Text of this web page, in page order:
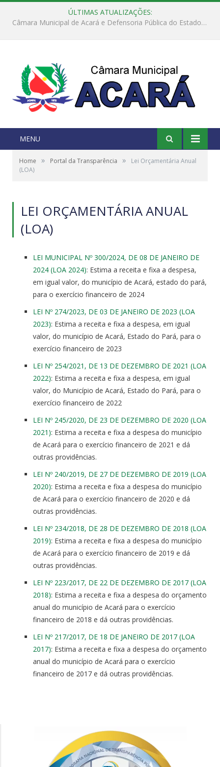
ÚLTIMAS ATUALIZAÇÕES:
Câmara Municipal de Acará e Defensoria Pública do Estado, promovem Ação Balcão de Direitos
MENU
Home » Portal da Transparência »
Lei Orçamentária Anual
(LOA)
LEI ORÇAMENTÁRIA ANUAL
(LOA)
LEI MUNICIPAL Nº 300/2024, DE 08 DE JANEIRO DE
2024 (LOA 2024): Estima a receita e fixa a despesa,
em igual valor, do município de Acará, estado do pará,
para o exercício financeiro de 2024
LEI Nº 274/2023, DE 03 DE JANEIRO DE 2023 (LOA
2023): Estima a receita e fixa a despesa, em igual
valor, do município de Acará, Estado do Pará, para o
exercício financeiro de 2023
LEI Nº 254/2021, DE 13 DE DEZEMBRO DE 2021 (LOA
2022): Estima a receita e fixa a despesa, em igual
valor, do Município de Acará, Estado do Pará, para o
exercício financeiro de 2022
LEI Nº 245/2020, DE 23 DE DEZEMBRO DE 2020 (LOA
2021): Estima a receita e fixa a despesa do município
de Acará para o exercício financeiro de 2021 e dá
outras providências.
LEI Nº 240/2019, DE 27 DE DEZEMBRO DE 2019 (LOA
2020): Estima a receita e fixa a despesa do município
de Acará para o exercício financeiro de 2020 e dá
outras providências.
LEI Nº 234/2018, DE 28 DE DEZEMBRO DE 2018 (LOA
2019): Estima a receita e fixa a despesa do município
de Acará para o exercício financeiro de 2019 e dá
outras providências.
LEI Nº 223/2017, DE 22 DE DEZEMBRO DE 2017 (LOA
2018): Estima a receita e fixa a despesa do orçamento
anual do município de Acará para o exercício
financeiro de 2018 e dá outras providências.
LEI Nº 217/2017, DE 18 DE JANEIRO DE 2017 (LOA
2017): Estima a receita e fixa a despesa do orçamento
anual do município de Acará para o exercício
financeiro de 2017 e dá outras providências.